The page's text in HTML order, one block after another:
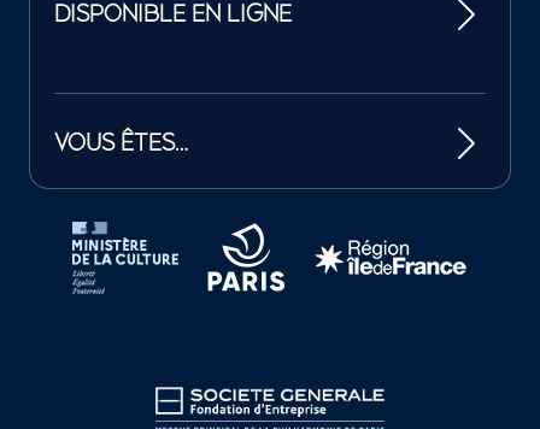
DISPONIBLE EN LIGNE
VOUS ÊTES…
Tutelles et mécènes de la Philharmonie de Paris